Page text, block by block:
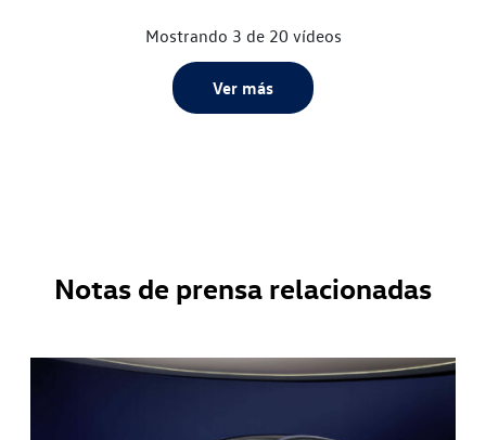
Mostrando 3 de 20 vídeos
Ver más
Notas de prensa relacionadas